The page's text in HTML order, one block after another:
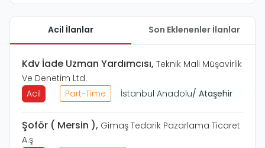
Acil İlanlar Son Eklenenler İlanlar
Kdv İade Uzman Yardımcısı, Teknik Mali Müşavirlik
Ve Denetim Ltd.
Acil
Part-Time İstanbul Anadolu/ Ataşehir
Şoför ( Mersin ), Gimaş Tedarik Pazarlama Ticaret
A.ş